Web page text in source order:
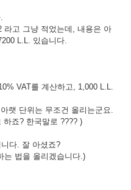
라고 그냥 적었는데, 내용은 아
L.L. 있습니다.
VAT를 계산하고, 1,000 L.L.
랫 단위는 무조건 올리는군요.
죠? 한국말로 ???? )
다. 잘 아셨죠?
는 법을 올리겠습니다.)